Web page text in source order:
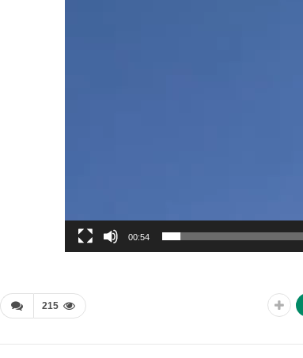
00:54
215